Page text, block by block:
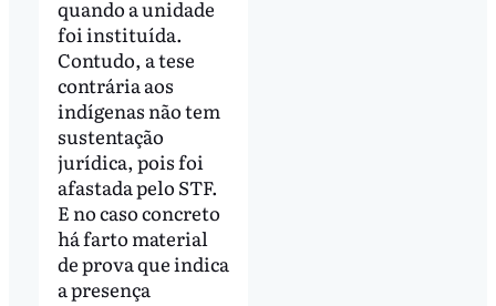
quando a unidade
foi instituída.
Contudo, a tese
contrária aos
indígenas não tem
sustentação
jurídica, pois foi
afastada pelo STF.
E no caso concreto
há farto material
de prova que indica
a presença